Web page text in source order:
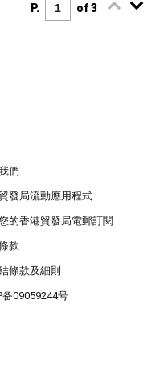
P. of 3
們
發局流動應用程式
的香港貿發局電郵訂閱
款
條款及細則
备09059244号